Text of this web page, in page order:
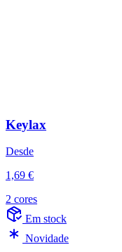
Keylax
Desde
1,69 €
2 cores
Em stock
Novidade